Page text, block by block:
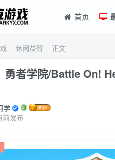
首页
休闲益智 正文
勇者学院/Battle On!
学
前发布